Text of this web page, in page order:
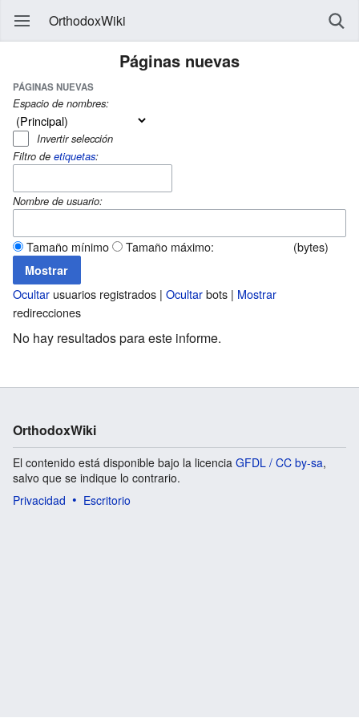
OrthodoxWiki
Páginas nuevas
PÁGINAS NUEVAS
Espacio de nombres:
Invertir selección
Filtro de etiquetas:
Nombre de usuario:
Tamaño mínimo Tamaño máximo: (bytes)
Ocultar usuarios registrados | Ocultarbots | Mostrar
redirecciones
No hay resultados para este informe.
OrthodoxWiki
El contenido está disponible bajo la licencia GFDL / CC by-sa,
salvo que se indique lo contrario.
Privacidad
Escritorio